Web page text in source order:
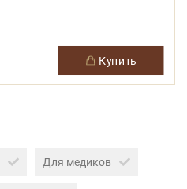
купить
Для медиков